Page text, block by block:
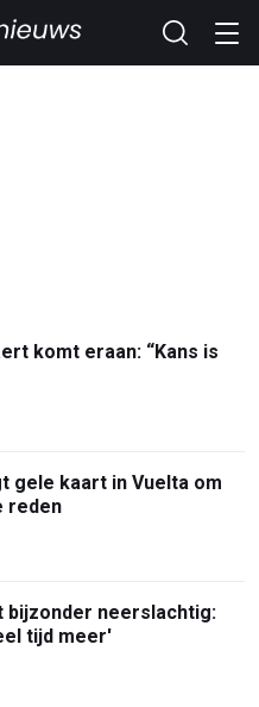
komt eraan: “Kans is
gele kaart in Vuelta om
reden
bijzonder neerslachtig:
tijd meer'